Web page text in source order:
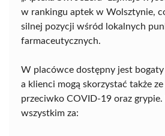
w rankingu aptek w Wolsztynie,
silnej pozycji wśród lokalnych
farmaceutycznych.
W placówce dostępny jest
a klienci mogą skorzystać także ze
przeciwko COVID-19 oraz grypie.
wszystkim za: